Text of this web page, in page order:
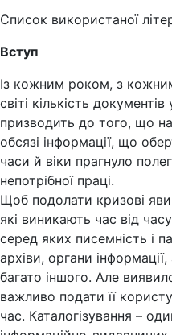
Список використаної
Вступ
Із кожним роком, з
світі кількість
призводить до того, що
обсязі інформації, що
часи й віки прагнуло
непотрібної праці.
Щоб подолати кризові
які виникають час від
серед яких писемність і
архіви, органи
багато іншого. Але
важливо подати її
час. Каталогізування –